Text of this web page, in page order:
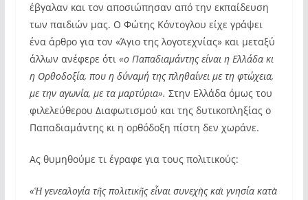
έβγαλαν και τον αποσιώπησαν από την εκπαίδευση
των παιδιών μας. Ο Φώτης Κόντογλου είχε γράψει
ένα άρθρο για τον «Άγιο της λογοτεχνίας» και μεταξύ
άλλων ανέφερε ότι «oΠαπαδιαμάντης είναι η Ελλάδα κι
η Ορθοδοξία, που η δύναμή της πληθαίνει με τη φτώχεια,
με την αγωνία, με τα μαρτύρια». Στην Ελλάδα όμως του
φιλελεύθερου Διαφωτισμού και της δυτικοπληξίας ο
Παπαδιαμάντης κι η ορθόδοξη πίστη δεν χωράνε.
Ας θυμηθούμε τι έγραφε για τους πολιτικούς:
«Ἡ γενεαλογία τῆς πολιτικῆς εἶναι συνεχὴς καὶ γνησία κατὰ